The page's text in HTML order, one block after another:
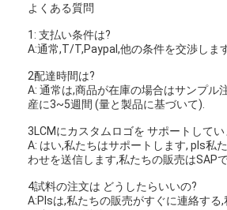
よくある質問
1: 支払い条件は?
A:通常,T/T,Paypal,他の条件を交渉しま
2配達時間は?
A: 通常は,商品が在庫の場合はサンプル
産に3~5週間 (量と製品に基づいて).
3LCMにカスタムロゴを サポートしてい
A: はい,私たちはサポートします, pls私
わせを送信します,私たちの販売はSAP
4試料の注文は どうしたらいいの?
A:Plsは,私たちの販売がすぐに連絡する